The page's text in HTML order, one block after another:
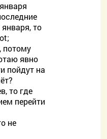
то
потому
явно
пойдут на
то где
перейти
не